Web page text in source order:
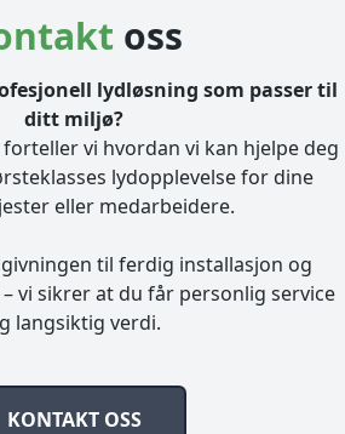
oss
lydløsning som passer til
ditt miljø?
vi hvordan vi kan hjelpe deg
lydopplevelse for dine
eller medarbeidere.
til ferdig installasjon og
vi sikrer at du får personlig service
langsiktig verdi.
KONTAKT OSS